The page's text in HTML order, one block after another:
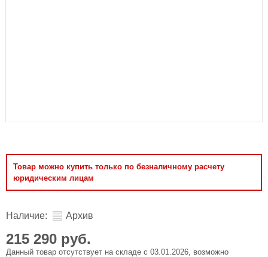
Товар можно купить только по безналичному расчету
юридическим лицам
Наличие: Архив
215 290 руб.
Данный товар отсутствует на складе с 03.01.2026, возможно